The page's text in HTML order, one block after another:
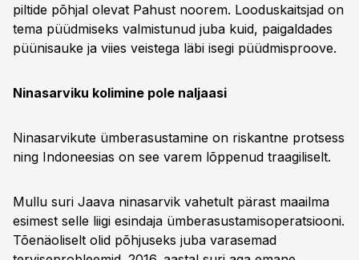
piltide põhjal olevat Pahust noorem. Looduskaitsjad on
tema püüdmiseks valmistunud juba kuid, paigaldades
püünisauke ja viies veistega läbi isegi püüdmisproove.
Ninasarviku kolimine pole naljaasi
Ninasarvikute ümberasustamine on riskantne protsess
ning Indoneesias on see varem lõppenud traagiliselt.
Mullu suri Jaava ninasarvik vahetult pärast maailma
esimest selle liigi esindaja ümberasustamisoperatsiooni.
Tõenäoliselt olid põhjuseks juba varasemad